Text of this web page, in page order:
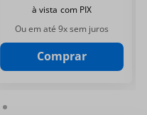
à vista com PIX
Ou em até 9x sem juros
Comprar